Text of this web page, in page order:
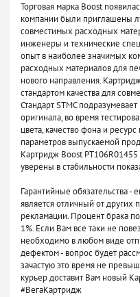
Торговая марка Boost
компании были приглашены
совместимых расходных
инженеры и технические
опыт в наиболее значимых
расходных материалов для
нового направления.
стандартом качества для
Стандарт STMC
оригинала, во время
цвета, качество фона и
параметров выпускаемой
Картридж Boost
уверены в стабильности
Гарантийные обязательства
является отличный от других
рекламации. Процент брака
1%. Если Вам все таки не
необходимо в любом виде
дефектом - вопрос будет
зачастую это время не
курьер доставит Вам новый
#ВегаКартридж